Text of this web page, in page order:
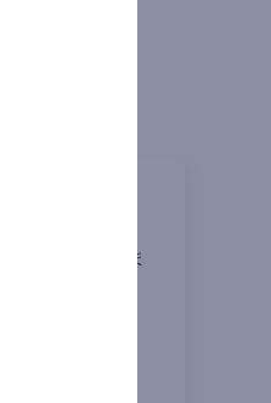
。
を導入しま
える化」を可
施しており、